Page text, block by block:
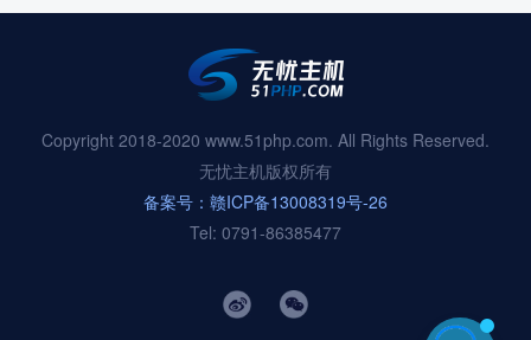
Copyright 2018-2020 www.51php.com. All Rights Reserved.
无忧主机版权所有
备案号：赣ICP备13008319号-26
Tel: 0791-86385477